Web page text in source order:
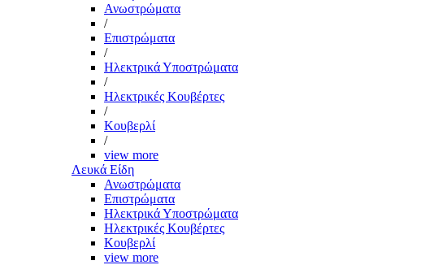
Ανωστρώματα
/
Επιστρώματα
/
Ηλεκτρικά Υποστρώματα
/
Ηλεκτρικές Κουβέρτες
/
Κουβερλί
/
view more
Λευκά Είδη
Ανωστρώματα
Επιστρώματα
Ηλεκτρικά Υποστρώματα
Ηλεκτρικές Κουβέρτες
Κουβερλί
view more